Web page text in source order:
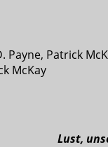
Payne, Patrick
McKay
Lust,